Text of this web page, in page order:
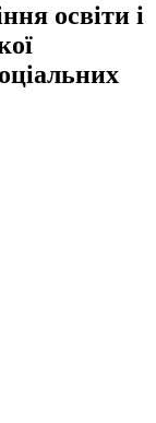
освіти і